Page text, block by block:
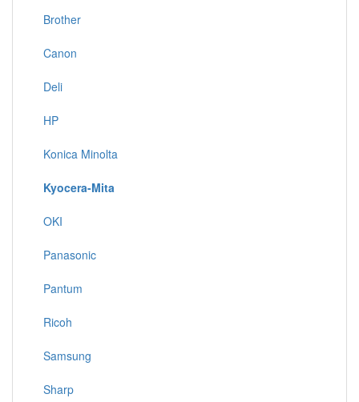
Brother
Canon
Deli
HP
Konica Minolta
Kyocera-Mita
OKI
Panasonic
Pantum
Ricoh
Samsung
Sharp